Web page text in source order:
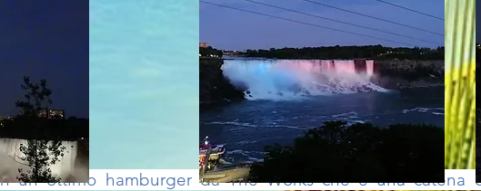
un ottimo hamburger da The Works che è una catena